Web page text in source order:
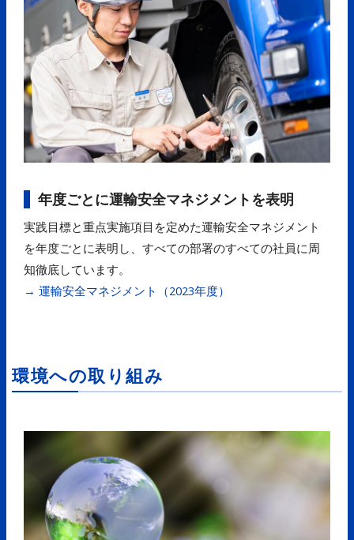
年度ごとに運輸安全マネジメントを表明
実践目標と重点実施項目を定めた運輸安全マネジメント
を年度ごとに表明し、すべての部署のすべての社員に周
知徹底しています。
→ 運輸安全マネジメント（2023年度）
環境への取り組み